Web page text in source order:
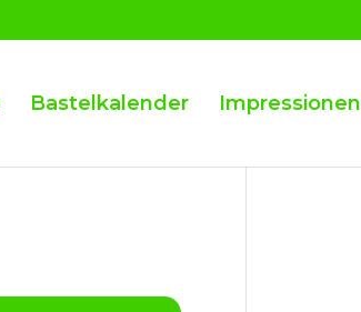
Bastelkalender Impressionen